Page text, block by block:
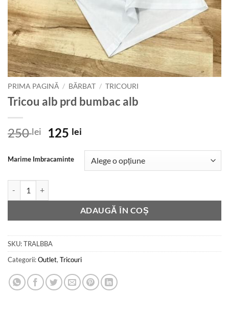
PRIMA PAGINĂ / BĂRBAT / TRICOURI
Tricou alb prd bumbac alb
250lei
Prețul
a
250 lei.
125 lei
este:
125 lei.
Marime Imbracaminte
ADAUGĂ ÎN COȘ
SKU:TRALBBA
Categorii:Outlet, Tricouri